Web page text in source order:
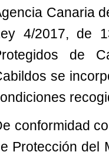
Canaria
4/2017, de
de
se
conformidad
Protección del